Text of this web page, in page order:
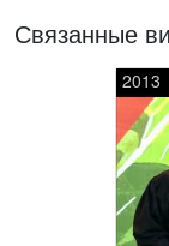
Связанные
2013